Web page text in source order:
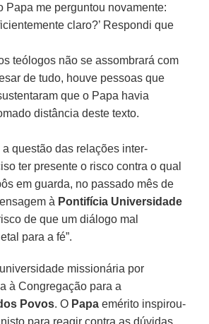
Papa me perguntou novamente:
claro?’ Respondi que
teólogos não se assombrará com
de tudo, houve pessoas que
que o Papa havia
distância deste texto.
a questão das relações inter-
ter presente o risco contra o qual
em guarda, no passado mês de
à Pontifícia Universidade
de que um diálogo mal
para a fé”.
missionária por
à Congregação para a
Povos. O Papa emérito inspirou-
para reagir contra as dúvidas